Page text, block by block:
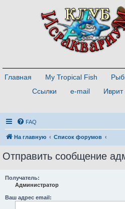
Главная My Tropical Fish
Ссылки
e-mail Иврит
FAQ
На главную Список форумов
Отправить сообщение
Получатель:
Администратор
Ваш адрес email: